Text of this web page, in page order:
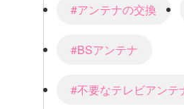
#アンテナの交換
#BSアンテナ
#不要なテレビアンテ